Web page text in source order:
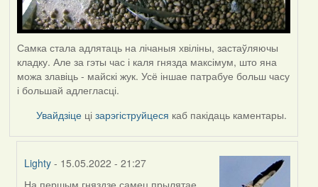
Самка стала адлятаць на лічаныя хвіліны, застаўляючы
кладку. Але за гэты час і каля гнязда максімум, што яна
можа злавіць - майскі жук. Усё іншае патрабуе больш часу
і большай адлегласці.
Увайдзіце цізарэгіструйцеся каб пакідаць каментары.
Lighty - 15.05.2022 - 21:27
На першым гняздзе самец прылятае